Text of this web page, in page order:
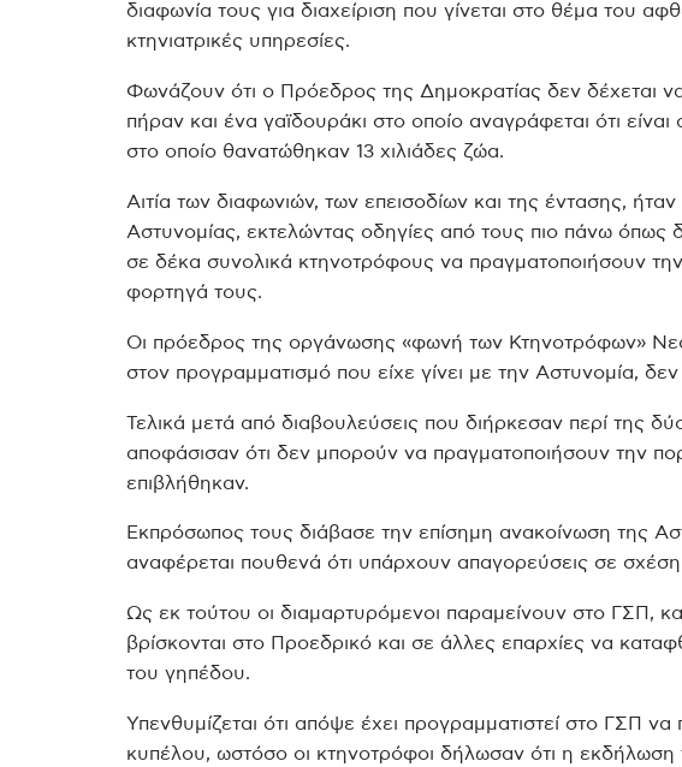
διαφωνία τους για διαχείριση που γίνεται στο θέμα του
κτηνιατρικές υπηρεσίες.
Φωνάζουν ότι ο Πρόεδρος της Δημοκρατίας δεν δέχεται
πήραν και ένα γαϊδουράκι στο οποίο αναγράφεται ότι
στο οποίο θανατώθηκαν 13 χιλιάδες ζώα.
Αιτία των διαφωνιών, των επεισοδίων και της έντασης,
Αστυνομίας, εκτελώντας οδηγίες από τους πιο πάνω όπως
σε δέκα συνολικά κτηνοτρόφους να πραγματοποιήσουν
φορτηγά τους.
Οι πρόεδρος της οργάνωσης «φωνή των Κτηνοτρόφων»
στον προγραμματισμό που είχε γίνει με την Αστυνομία, δεν
Τελικά μετά από διαβουλεύσεις που διήρκεσαν περί της
αποφάσισαν ότι δεν μπορούν να πραγματοποιήσουν την
επιβλήθηκαν.
Εκπρόσωπος τους διάβασε την επίσημη ανακοίνωση της
αναφέρεται πουθενά ότι υπάρχουν απαγορεύσεις σε
Ως εκ τούτου οι διαμαρτυρόμενοι παραμείνουν στο ΓΣΠ,
βρίσκονται στο Προεδρικό και σε άλλες επαρχίες να
του γηπέδου.
Υπενθυμίζεται ότι απόψε έχει προγραμματιστεί στο ΓΣΠ να
κυπέλου, ωστόσο οι κτηνοτρόφοι δήλωσαν ότι η